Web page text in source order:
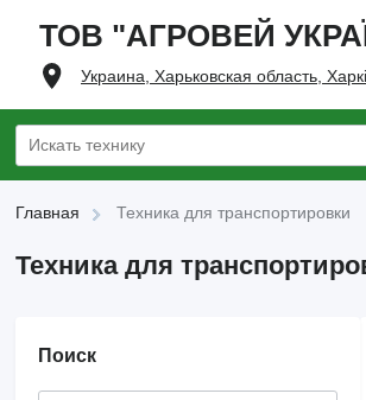
ТОВ "АГРОВЕЙ
Украина, Харьковская область,
Главная Техника для транспортировки
Техника для
Поиск